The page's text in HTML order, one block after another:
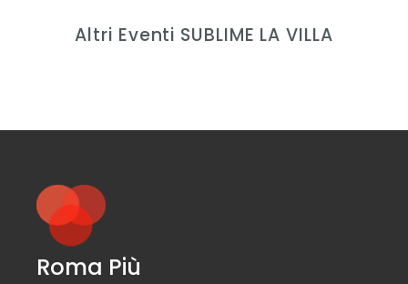
Altri Eventi SUBLIME LA VILLA
Roma Più